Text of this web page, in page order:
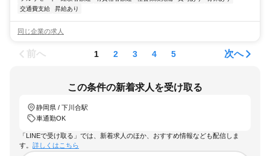
交通費支給
昇給あり
同じ企業の求人
前へ 1 2 3 4 5 次へ
この条件の新着求人を受け取る
静岡県 / 下川合駅
車通勤OK
「LINEで受け取る」では、新着求人のほか、おすすめ情報なども配信しま
す。 詳しくはこちら